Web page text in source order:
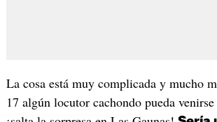
La cosa está muy complicada y mucho
17 algún locutor cachondo pueda